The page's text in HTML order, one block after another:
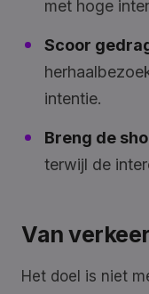
met hoge
Scoor
intentie.
Breng de
terwijl de
Van
Het doel is niet